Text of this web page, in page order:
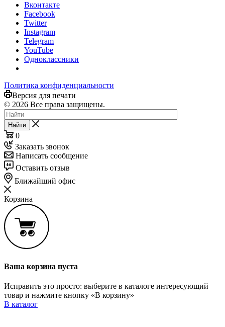
Вконтакте
Facebook
Twitter
Instagram
Telegram
YouTube
Одноклассники
Политика конфиденциальности
Версия для печати
© 2026 Все права защищены.
Найти
0
Заказать звонок
Написать сообщение
Оставить отзыв
Ближайший офис
Корзина
Ваша корзина пуста
Исправить это просто: выберите в каталоге интересующий
товар и нажмите кнопку «В корзину»
В каталог